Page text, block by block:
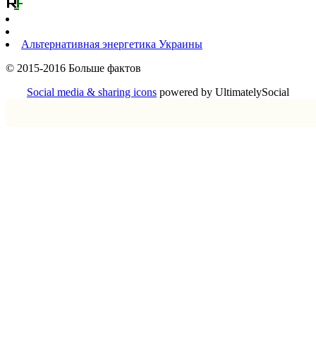
Альтернативная энергетика Украины
© 2015-2016 Больше фактов
Social media & sharing icons powered by UltimatelySocial